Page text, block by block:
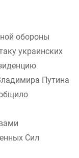
обороны
украинских
Путина
Сил